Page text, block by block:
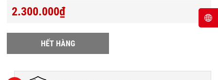
2.300.000₫
HẾT HÀNG